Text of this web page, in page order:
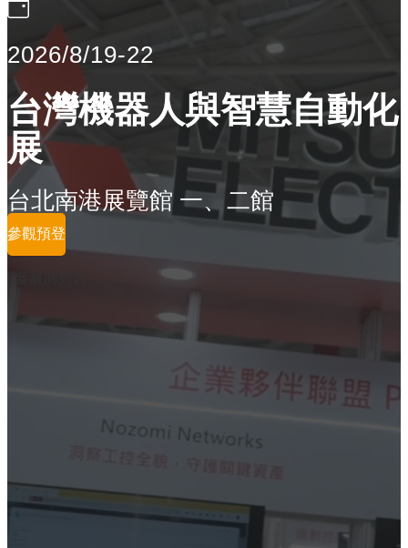
2026/8/19-22
台灣機器人與智慧自動化
展
台北南港展覽館 一、二館
參觀預登